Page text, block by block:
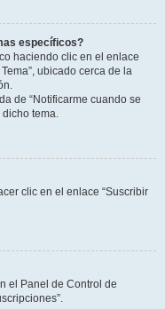
específicos?
haciendo clic en el enlace
ubicado cerca de la
de “Notificarme cuando se
tema.
clic en el enlace “Suscribir
el Panel de Control de